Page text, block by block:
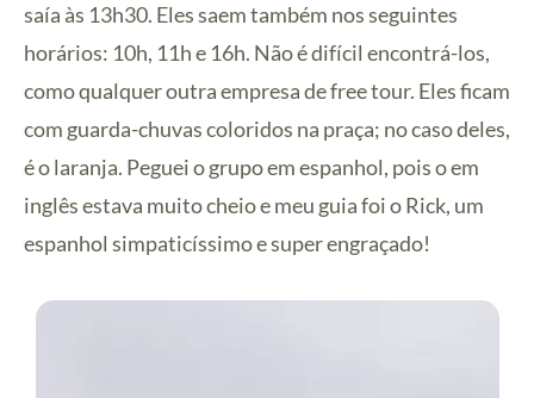
saía às 13h30. Eles saem também nos seguintes
horários: 10h, 11h e 16h. Não é difícil encontrá-los,
como qualquer outra empresa de free tour. Eles ficam
com guarda-chuvas coloridos na praça; no caso deles,
é o laranja. Peguei o grupo em espanhol, pois o em
inglês estava muito cheio e meu guia foi o Rick, um
espanhol simpaticíssimo e super engraçado!